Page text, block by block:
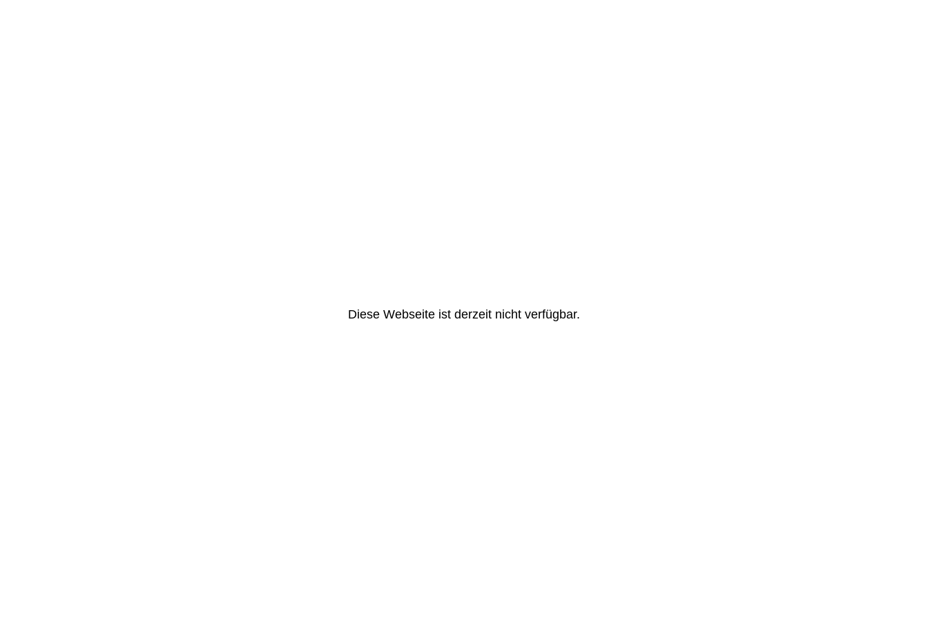
Diese Webseite ist derzeit nicht verfügbar.